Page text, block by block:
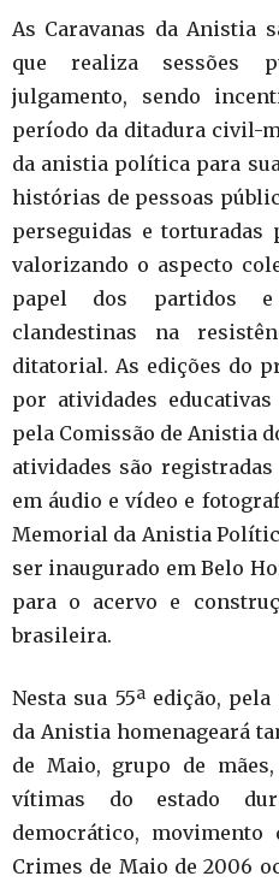
As Caravanas da Anistia
que realiza sessões
julgamento, sendo
período da ditadura civil-
da anistia política para
histórias de pessoas
perseguidas e
valorizando o aspecto
papel dos partidos e
clandestinas na
ditatorial. As edições do
por atividades
pela Comissão de Anistia
atividades são
em áudio e vídeo e
Memorial da Anistia
ser inaugurado em Belo
para o acervo e
brasileira.
Nesta sua 55ª edição,
da Anistia homenageará
de Maio, grupo de
vítimas do estado
democrático,
Crimes de Maio de 2006